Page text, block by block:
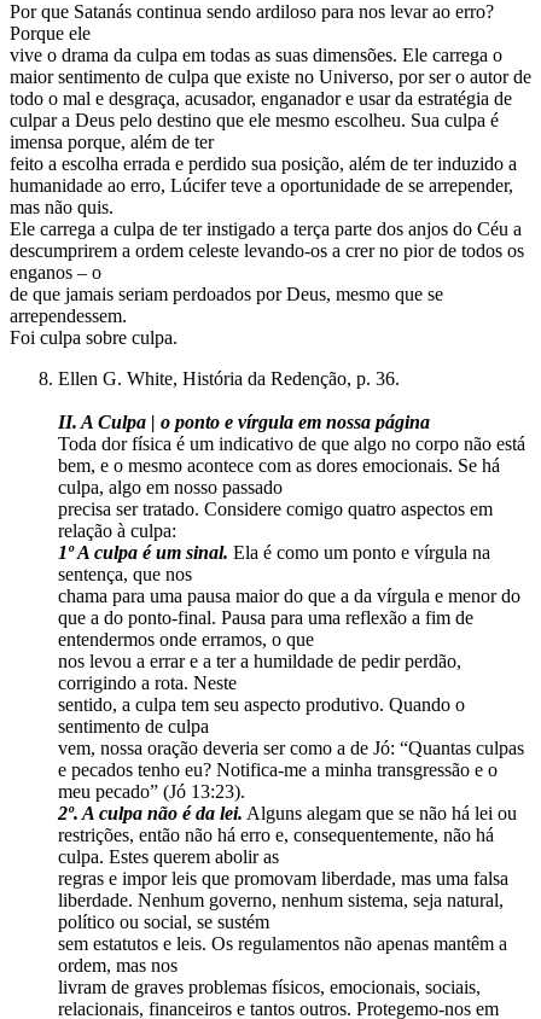
Por que Satanás continua sendo ardiloso para nos levar ao erro?
Porque ele
vive o drama da culpa em todas as suas dimensões. Ele carrega o
maior sentimento de culpa que existe no Universo, por ser o autor de
todo o mal e desgraça, acusador, enganador e usar da estratégia de
culpar a Deus pelo destino que ele mesmo escolheu. Sua culpa é
imensa porque, além de ter
feito a escolha errada e perdido sua posição, além de ter induzido a
humanidade ao erro, Lúcifer teve a oportunidade de se arrepender,
mas não quis.
Ele carrega a culpa de ter instigado a terça parte dos anjos do Céu a
descumprirem a ordem celeste levando-os a crer no pior de todos os
enganos – o
de que jamais seriam perdoados por Deus, mesmo que se
arrependessem.
Foi culpa sobre culpa.
Ellen G. White, História da Redenção, p. 36.
II. A Culpa | o ponto e vírgula em nossa página
Toda dor física é um indicativo de que algo no corpo não está
bem, e o mesmo acontece com as dores emocionais. Se há
culpa, algo em nosso passado
precisa ser tratado. Considere comigo quatro aspectos em
relação à culpa:
1º A culpa é um sinal. Ela é como um ponto e vírgula na
sentença, que nos
chama para uma pausa maior do que a da vírgula e menor do
que a do ponto-final. Pausa para uma reflexão a fim de
entendermos onde erramos, o que
nos levou a errar e a ter a humildade de pedir perdão,
corrigindo a rota. Neste
sentido, a culpa tem seu aspecto produtivo. Quando o
sentimento de culpa
vem, nossa oração deveria ser como a de Jó: “Quantas culpas
e pecados tenho eu? Notifica-me a minha transgressão e o
meu pecado” (Jó 13:23).
2º. A culpa não é da lei. Alguns alegam que se não há lei ou
restrições, então não há erro e, consequentemente, não há
culpa. Estes querem abolir as
regras e impor leis que promovam liberdade, mas uma falsa
liberdade. Nenhum governo, nenhum sistema, seja natural,
político ou social, se sustém
sem estatutos e leis. Os regulamentos não apenas mantêm a
ordem, mas nos
livram de graves problemas físicos, emocionais, sociais,
relacionais, financeiros e tantos outros. Protegemo-nos em